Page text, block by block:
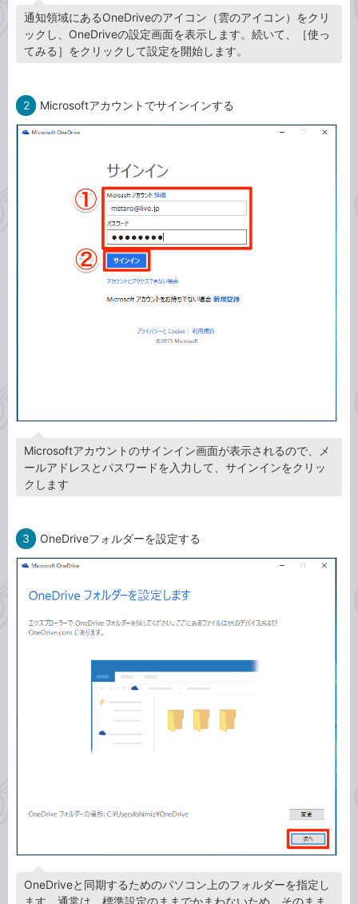
通知領域にあるOneDriveのアイコン（雲のアイコン）をクリ
ックし、OneDriveの設定画面を表示します。続いて、［使っ
てみる］をクリックして設定を開始します。
2 Microsoftアカウントでサインインする
Microsoftアカウントのサインイン画面が表示されるので、メ
ールアドレスとパスワードを入力して、サインインをクリッ
クします
3 OneDriveフォルダーを設定する
OneDriveと同期するためのパソコン上のフォルダーを指定し
ます。通常は、標準設定のままでかまわないため、そのまま